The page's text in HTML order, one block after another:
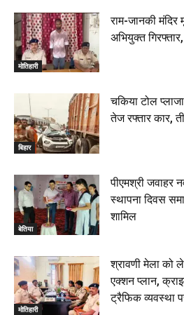
का भव्य पथ संचलन, 5 July
00:22
बेतिया : मझौलिया में 1.24
तस्कर गिरफ्तार, 4 July 2026
00:39
00:33
रक्सौल : सुरक्षा जॉंच को सोना-
थानाध्यक्ष ने किया निरीक्षण, 19
00:58
बेतिया में सगे भाई ने मां के साथ
जलाया, दोनों गिरफ्तार, 14
00:12
मोतिहारी। NDA सरकार, 12
सांसद रधामोहन सिंह, 13 June
02:19
मोतिहारी
राम-जानकी मंदिर
अभियुक्त
बिहार
चकिया टोल
तेज रफ्तार कार,
बेतिया
पीएमश्री जवाहर
स्थापना दिवस
शामिल
मोतिहारी
श्रावणी मेला को
एक्शन प्लान,
ट्रैफिक व्यवस्था